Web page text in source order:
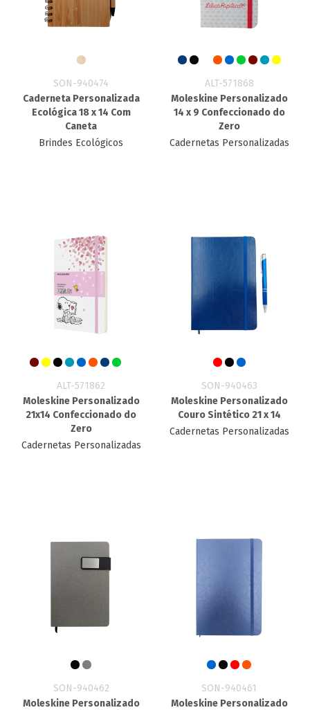
SON-940474
Caderneta Personalizada
Ecológica 18 x 14 Com
Caneta
Brindes Ecológicos
ALT-571868
Moleskine Personalizado
14 x 9 Confeccionado do
Zero
Cadernetas Personalizadas
ALT-571862
Moleskine Personalizado
21x14 Confeccionado do
Zero
Cadernetas Personalizadas
SON-940463
Moleskine Personalizado
Couro Sintético 21 x 14
Cadernetas Personalizadas
SON-940462
Moleskine Personalizado
SON-940461
Moleskine Personalizado